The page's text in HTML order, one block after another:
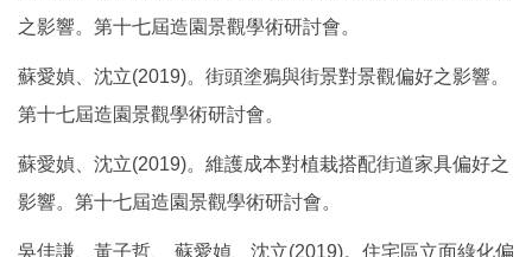
之影響。第十七屆造園景觀學術研討會。
蘇愛媜、沈立(2019)。街頭塗鴉與街景對景觀偏好之影響。
第十七屆造園景觀學術研討會。
蘇愛媜、沈立(2019)。維護成本對植栽搭配街道家具偏好之
影響。第十七屆造園景觀學術研討會。
吳佳謙、黃子哲、 蘇愛媜、沈立(2019)。住宅區立面綠化偏